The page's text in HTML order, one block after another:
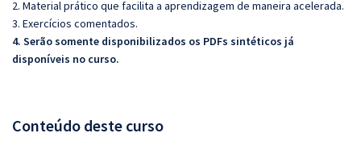
2. Material prático que facilita a aprendizagem de maneira acelerada.
3. Exercícios comentados.
4. Serão somente disponibilizados os PDFs sintéticos já
disponíveis no curso.
Conteúdo deste curso